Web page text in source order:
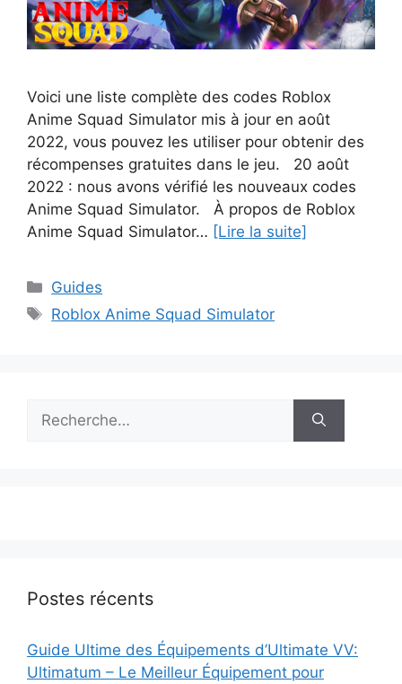
Voici une liste complète des codes Roblox
Anime Squad Simulator mis à jour en août
2022, vous pouvez les utiliser pour obtenir des
récompenses gratuites dans le jeu. 20 août
2022 : nous avons vérifié les nouveaux codes
Anime Squad Simulator. À propos de Roblox
Anime Squad Simulator… [Lire la suite]
Catégories
Guides
Étiquettes
Roblox Anime Squad Simulator
Postes récents
Guide Ultime des Équipements d’Ultimate VV:
Ultimatum – Le Meilleur Équipement pour